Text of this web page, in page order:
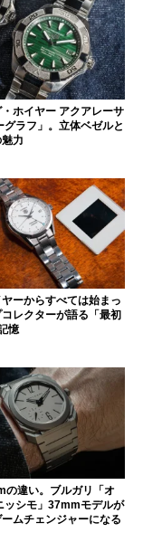
ホイヤー アクアレーサ
グラフ」。立体ベゼルと
力
ーからすべては始まっ
レクターが語る「最初
憶
の違い。ブルガリ「オ
ッシモ」37mmモデルが
ムチェンジャーになる